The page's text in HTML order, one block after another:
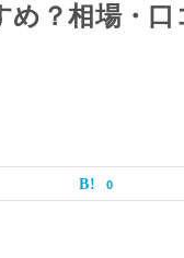
め？相場・
0